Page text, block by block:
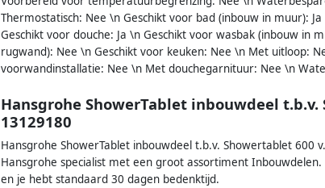
Thermostatisch: Nee \n Geschikt voor bad (inbouw in muur):
Geschikt voor douche: Ja \n Geschikt voor wasbak (inbouw in
rugwand): Nee \n Geschikt voor keuken: Nee \n Met uitloop:
voorwandinstallatie: Nee \n Met douchegarnituur: Nee \n
Hansgrohe ShowerTablet inbouwdeel
13129180
Hansgrohe ShowerTablet inbouwdeel t.b.v. Showertablet 600
Hansgrohe specialist met een groot assortiment
en je hebt standaard 30 dagen bedenktijd.